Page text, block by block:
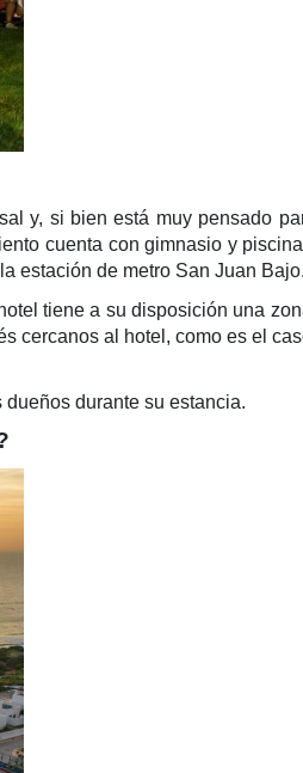
y, si bien está muy pensado
cuenta con gimnasio y
estación de metro San Juan Bajo.
tiene a su disposición una
cercanos al hotel, como es el
durante su estancia.